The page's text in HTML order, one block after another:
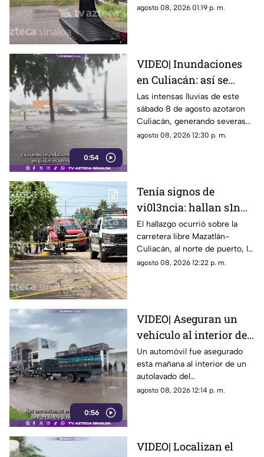
autolavado del sector
agosto 08, 2026 01:19 p. m.
0:54
VIDEO| Inundaciones
en Culiacán: así se
encuentran las calles
tras las lluvias de hoy,
sábado 8 de agosto
Las intensas lluvias de este
sábado 8 de agosto azotaron
Culiacán, generando severas
inundaciones en diversos
agosto 08, 2026 12:30 p. m.
Tenía signos de
vi0l3ncia: hallan s1n
v1da a un hombre en El
Venadillo, en Mazatlán
El hallazgo ocurrió sobre la
carretera libre Mazatlán-
Culiacán, al norte de puerto, la
mañana de este sábado
agosto 08, 2026 12:22 p. m.
0:56
VIDEO| Aseguran un
vehículo al interior de
un autolavado en el
fraccionamiento
Portalegre, en Culiacán
Un automóvil fue asegurado
esta mañana al interior de un
autolavado del
fraccionamiento Portalegre de
agosto 08, 2026 12:14 p. m.
VIDEO| Localizan el